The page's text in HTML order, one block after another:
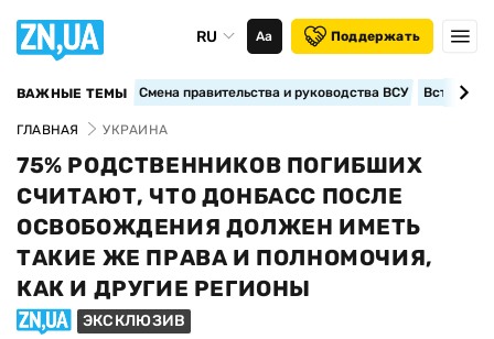
RU Аа Поддержать
ВАЖНЫЕ ТЕМЫ Смена правительства и руководства ВСУ
ГЛАВНАЯ УКРАИНА
75% РОДСТВЕННИКОВ ПОГИБШИХ
СЧИТАЮТ, ЧТО ДОНБАСС ПОСЛЕ
ОСВОБОЖДЕНИЯ ДОЛЖЕН ИМЕТЬ
ТАКИЕ ЖЕ ПРАВА И ПОЛНОМОЧИЯ,
КАК И ДРУГИЕ РЕГИОНЫ
ЭКСКЛЮЗИВ